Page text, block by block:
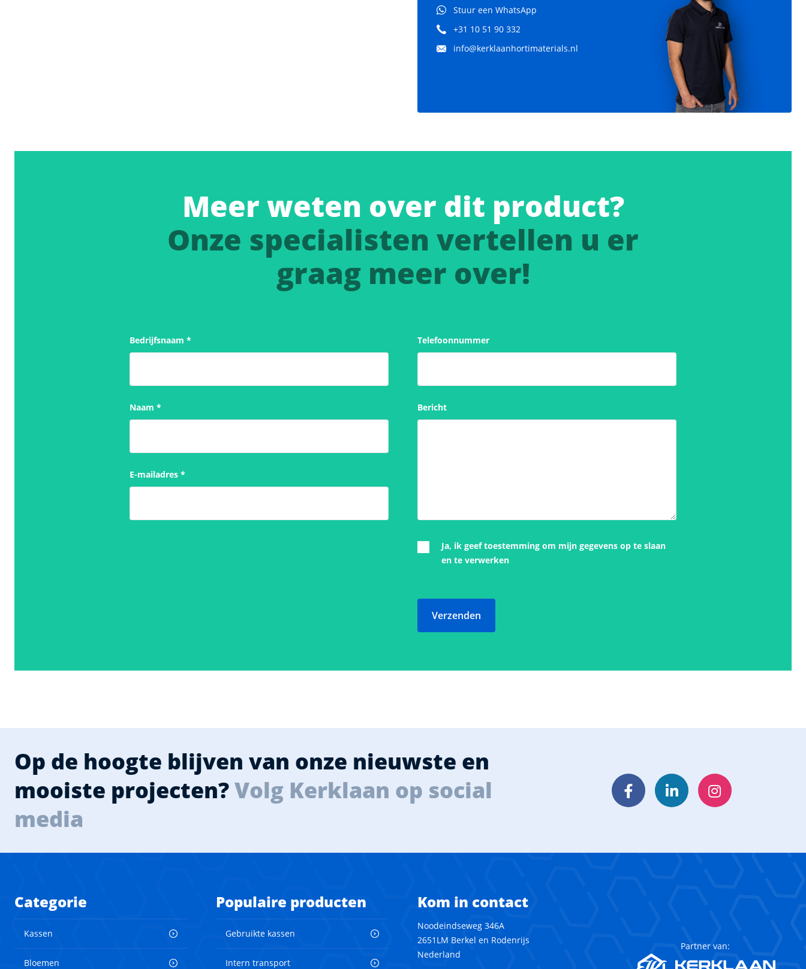
Stuur een WhatsApp
+31 10 51 90 332
info@kerklaanhortimaterials.nl
Meer weten over dit product?
Onze specialisten vertellen u er
graag meer over!
Bedrijfsnaam *
Naam *
E-mailadres *
Telefoonnummer
Bericht
Ja, ik geef toestemming om mijn gegevens op te slaan
en te verwerken
Verzenden
Op de hoogte blijven van onze nieuwste en
mooiste projecten?Volg Kerklaan op social
media
FacebookLinkedInInstagram
Categorie
Kassen
Bloemen
Populaire producten
Gebruikte kassen
Intern transport
Kom in contact
Noodeindseweg 346A
2651LM Berkel en Rodenrijs
Nederland
Partner van: